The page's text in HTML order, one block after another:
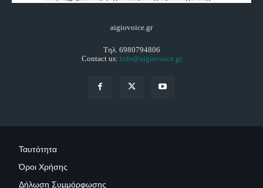
aigiovoice.gr
Τηλ. 6980794806
Contact us: info@aigiovoice.gr
Ταυτότητα
Όροι Χρήσης
Δήλωση Συμμόρφωσης